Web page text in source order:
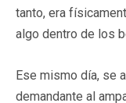
tanto, era
algo dentro de los
Ese mismo día, se
demandante al